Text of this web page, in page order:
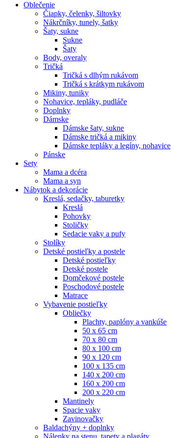
Oblečenie
Čiapky, čelenky, šiltovky
Nákrčníky, tunely, šatky
Šaty, sukne
Sukne
Šaty
Body, overaly
Tričká
Tričká s dlhým rukávom
Tričká s krátkym rukávom
Mikiny, tuniky
Nohavice, tepláky, pudláče
Doplnky
Dámske
Dámske šaty, sukne
Dámske tričká a mikiny
Dámske tepláky a legíny, nohavice
Pánske
Sety
Mama a dcéra
Mama a syn
Nábytok a dekorácie
Kreslá, sedačky, taburetky
Kreslá
Pohovky
Stoličky
Sedacie vaky a pufy
Stolíky
Detské postieľky a postele
Detské postieľky
Detské postele
Domčekové postele
Poschodové postele
Matrace
Vybavenie postieľky
Obliečky
Plachty, paplóny a vankúše
50 x 65 cm
70 x 80 cm
80 x 100 cm
90 x 120 cm
100 x 135 cm
140 x 200 cm
160 x 200 cm
200 x 220 cm
Mantinely
Spacie vaky
Zavinovačky
Baldachýny + doplnky
Nálepky na stenu, tapety a plagáty